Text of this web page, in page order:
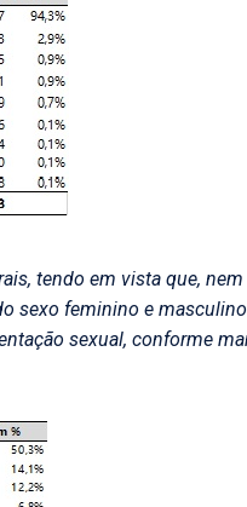
tendo em vista que,
sexo feminino e
sexual, conforme